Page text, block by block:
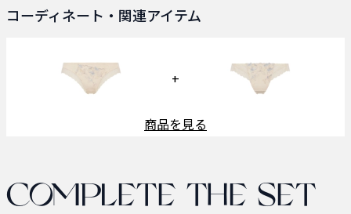
コーディネート・関連アイテム
+
商品を見る
Complete the set